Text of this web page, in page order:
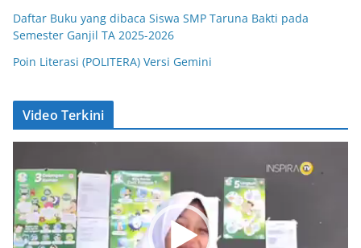
Daftar Buku yang dibaca Siswa SMP Taruna Bakti pada
Semester Ganjil TA 2025-2026
Poin Literasi (POLITERA) Versi Gemini
Video Terkini
i
e
o